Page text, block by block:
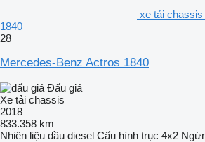
xe tải
1840
28
Mercedes-Benz Actros 1840
Đấu giá
Xe tải chassis
2018
833.358 km
Nhiên liệu dầu diesel Cấu hình trục 4x2